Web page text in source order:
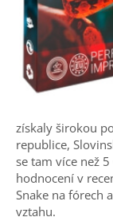
získaly širokou
republice,
se tam více než
hodnocení v
Snake na fórech
vztahu.